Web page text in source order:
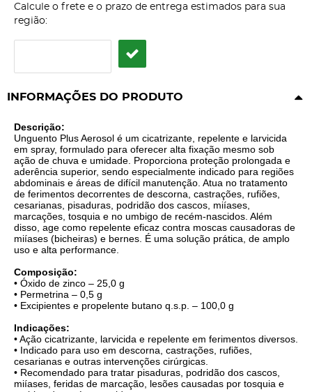
Calcule o frete e o prazo de entrega estimados para sua
região:
INFORMAÇÕES DO PRODUTO
Descrição:
Unguento Plus Aerosol é um cicatrizante, repelente e larvicida
em spray, formulado para oferecer alta fixação mesmo sob
ação de chuva e umidade. Proporciona proteção prolongada e
aderência superior, sendo especialmente indicado para regiões
abdominais e áreas de difícil manutenção. Atua no tratamento
de ferimentos decorrentes de descorna, castrações, rufiões,
cesarianas, pisaduras, podridão dos cascos, miíases,
marcações, tosquia e no umbigo de recém-nascidos. Além
disso, age como repelente eficaz contra moscas causadoras de
miíases (bicheiras) e bernes. É uma solução prática, de amplo
uso e alta performance.
Composição:
• Óxido de zinco – 25,0 g
• Permetrina – 0,5 g
• Excipientes e propelente butano q.s.p. – 100,0 g
Indicações:
• Ação cicatrizante, larvicida e repelente em ferimentos diversos.
• Indicado para uso em descorna, castrações, rufiões,
cesarianas e outras intervenções cirúrgicas.
• Recomendado para tratar pisaduras, podridão dos cascos,
miíases, feridas de marcação, lesões causadas por tosquia e